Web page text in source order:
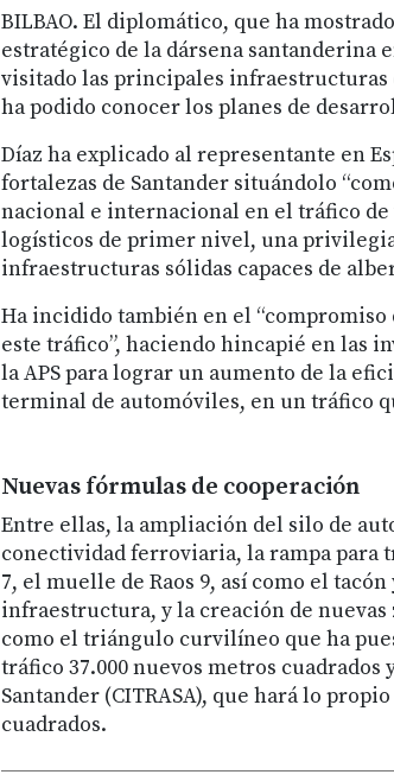
BILBAO. El diplomático, que ha
estratégico de la dársena santanderina
visitado las principales infraestructuras
ha podido conocer los planes de
Díaz ha explicado al representante en
fortalezas de Santander situándolo
nacional e internacional en el tráfico
logísticos de primer nivel, una
infraestructuras sólidas capaces de
Ha incidido también en el “compromiso
este tráfico”, haciendo hincapié en las
la APS para lograr un aumento de la
terminal de automóviles, en un tráfico
Nuevas fórmulas de cooperación
Entre ellas, la ampliación del silo de
conectividad ferroviaria, la rampa para
7, el muelle de Raos 9, así como el
infraestructura, y la creación de nuevas
como el triángulo curvilíneo que ha
tráfico 37.000 nuevos metros cuadrados
Santander (CITRASA), que hará lo
cuadrados.